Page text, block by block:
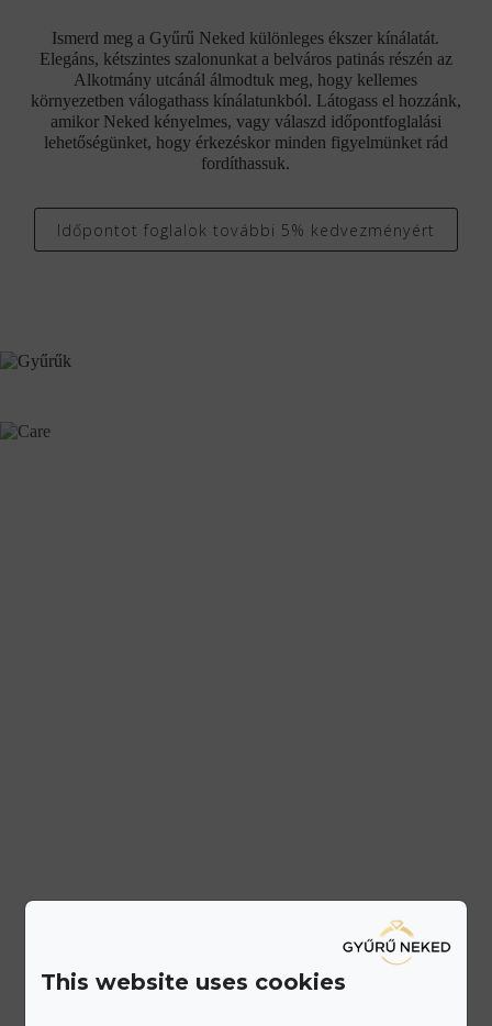
Ismerd meg a Gyűrű Neked különleges ékszer kínálatát.
Elegáns, kétszintes szalonunkat a belváros patinás részén az
Alkotmány utcánál álmodtuk meg, hogy kellemes
környezetben válogathass kínálatunkból. Látogass el hozzánk,
amikor Neked kényelmes, vagy válaszd időpontfoglalási
lehetőségünket, hogy érkezéskor minden figyelmünket rád
fordíthassuk.
Időpontot foglalok további 5% kedvezményért
This website uses cookies